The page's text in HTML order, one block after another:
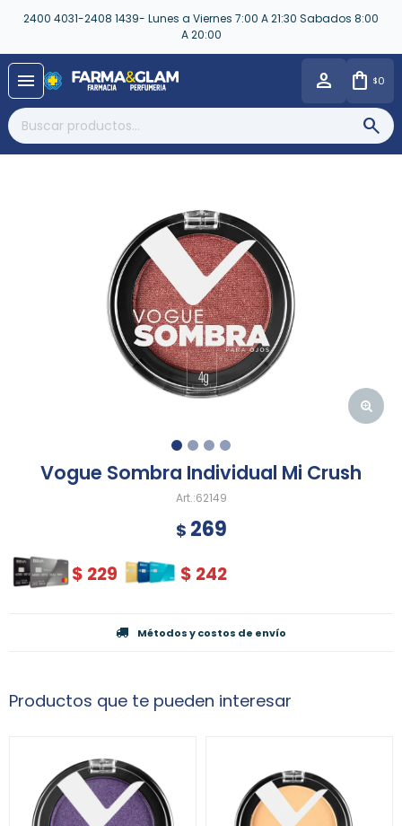
2400 4031-2408 1439- Lunes a Viernes 7:00 A 21:30 Sabados 8:00
A 20:00
menu $0
Vogue Sombra Individual Mi Crush
62149
$ 269
$ 229 $ 242
Métodos y costos de envío
Productos que te pueden interesar